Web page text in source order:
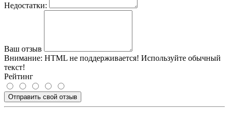
Недостатки:
Ваш отзыв
Внимание: HTML не поддерживается! Используйте обычный
текст!
Рейтинг
Отправить свой отзыв